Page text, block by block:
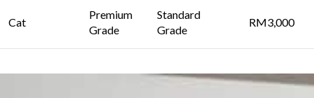
Cat
Premium
Grade
Standard
Grade
RM3,000